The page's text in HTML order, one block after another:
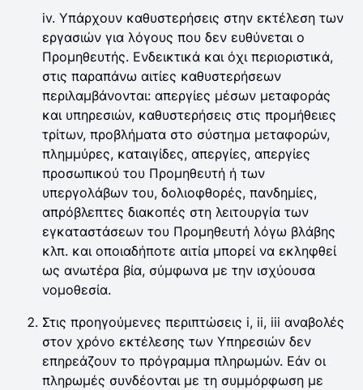
iv. Υπάρχουν καθυστερήσεις στην εκτέλεση των
εργασιών για λόγους που δεν ευθύνεται ο
Προμηθευτής. Ενδεικτικά και όχι περιοριστικά,
στις παραπάνω αιτίες καθυστερήσεων
περιλαμβάνονται: απεργίες μέσων μεταφοράς
και υπηρεσιών, καθυστερήσεις στις προμήθειες
τρίτων, προβλήματα στο σύστημα μεταφορών,
πλημμύρες, καταιγίδες, απεργίες, απεργίες
προσωπικού του Προμηθευτή ή των
υπεργολάβων του, δολιοφθορές, πανδημίες,
απρόβλεπτες διακοπές στη λειτουργία των
εγκαταστάσεων του Προμηθευτή λόγω βλάβης
κλπ. και οποιαδήποτε αιτία μπορεί να εκληφθεί
ως ανωτέρα βία, σύμφωνα με την ισχύουσα
νομοθεσία.
Στις προηγούμενες περιπτώσεις i, ii, iii αναβολές
στον χρόνο εκτέλεσης των Υπηρεσιών δεν
επηρεάζουν το πρόγραμμα πληρωμών. Εάν οι
πληρωμές συνδέονται με τη συμμόρφωση με